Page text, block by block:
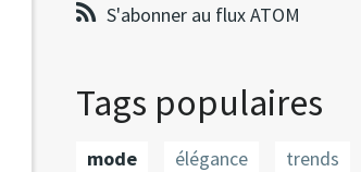
S'abonner au flux ATOM
Tags populaires
mode élégance trends